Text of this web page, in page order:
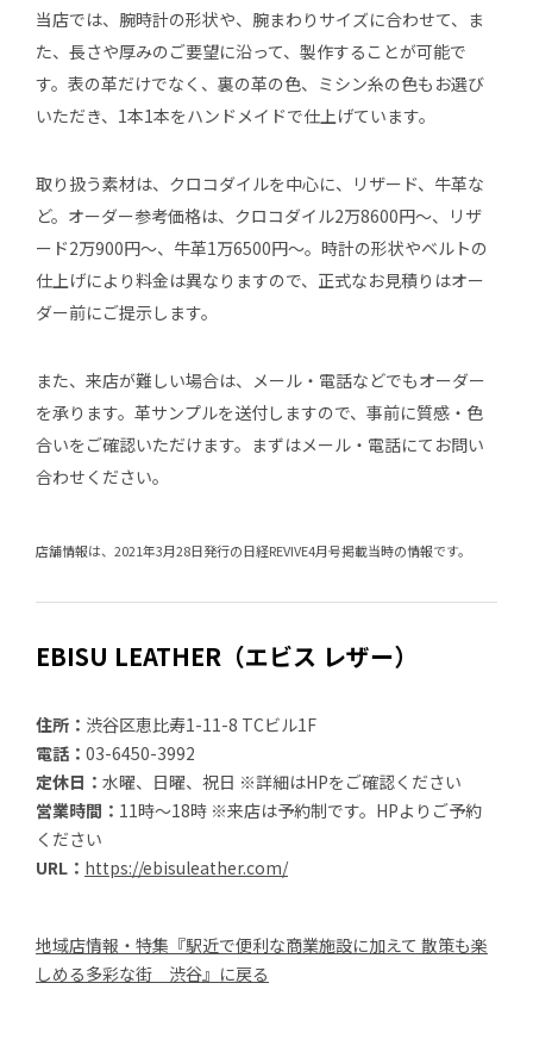
当店では、腕時計の形状や、腕まわりサイズに合わせて、ま
た、長さや厚みのご要望に沿って、製作することが可能で
す。表の革だけでなく、裏の革の色、ミシン糸の色もお選び
いただき、1本1本をハンドメイドで仕上げています。
取り扱う素材は、クロコダイルを中心に、リザード、牛革な
ど。オーダー参考価格は、クロコダイル2万8600円～、リザ
ード2万900円～、牛革1万6500円～。時計の形状やベルトの
仕上げにより料金は異なりますので、正式なお見積りはオー
ダー前にご提示します。
また、来店が難しい場合は、メール・電話などでもオーダー
を承ります。革サンプルを送付しますので、事前に質感・色
合いをご確認いただけます。まずはメール・電話にてお問い
合わせください。
店舗情報は、2021年3月28日発行の日経REVIVE4月号掲載当時の情報です。
EBISU LEATHER（エビス レザー）
住所： 渋谷区恵比寿1-11-8 TCビル1F
電話： 03-6450-3992
定休日： 水曜、日曜、祝日 ※詳細はHPをご確認ください
営業時間： 11時～18時 ※来店は予約制です。HPよりご予約
ください
URL： https://ebisuleather.com/
地域店情報・特集『駅近で便利な商業施設に加えて 散策も楽
しめる多彩な街 渋谷』に戻る